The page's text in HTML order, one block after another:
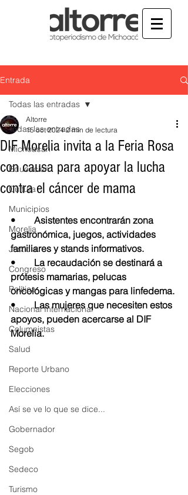
Entrada
Todas las entradas
Michoacán
Educación
Cultura
Municipios
Morelia
Justicia
Congreso
Política
Nacional Internacional
Columnistas
Salud
Reporte Urbano
Elecciones
Así se ve lo que se dice...
Gobernador
Segob
Sedeco
Turismo
Todas las entradas
DIF Morelia invita a la Feria Rosa
con causa para apoyar la lucha
contra el cáncer de mama
Altorre
15 oct 2024 2 min de lectura
•	Asistentes encontrarán zona
gastronómica, juegos, actividades
familiares y stands informativos.
•	La recaudación se destinará a
prótesis mamarias, pelucas
oncológicas y mangas para linfedema.
•	Las mujeres que necesiten estos
apoyos, pueden acercarse al DIF
Morelia.